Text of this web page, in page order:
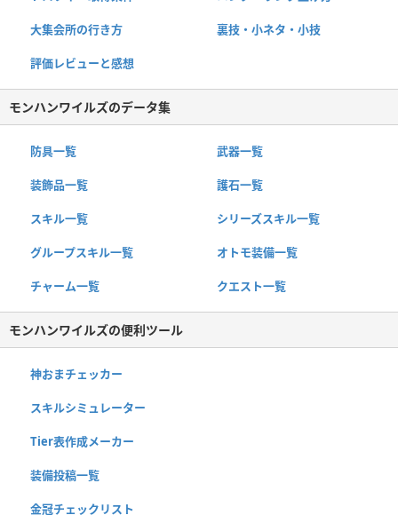
大集会所の行き方 裏技・小ネタ・小技
評価レビューと感想
モンハンワイルズのデータ集
防具一覧 武器一覧
装飾品一覧 護石一覧
スキル一覧 シリーズスキル一覧
グループスキル一覧 オトモ装備一覧
チャーム一覧 クエスト一覧
モンハンワイルズの便利ツール
神おまチェッカー
スキルシミュレーター
Tier表作成メーカー
装備投稿一覧
金冠チェックリスト